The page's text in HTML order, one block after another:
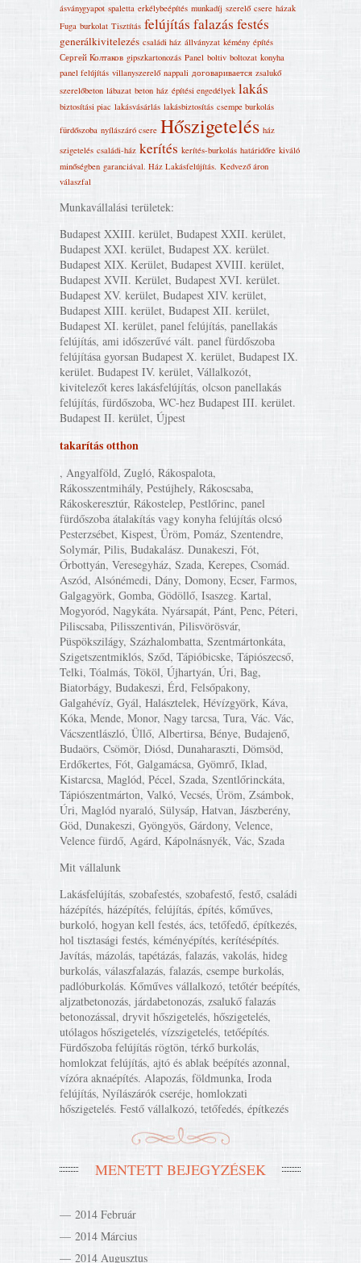
ásványgyapot spaletta erkélybeépítés munkadíj szerelő csere házak
Fuga burkolat Tisztítás felújítás falazás festés
generálkivitelezés családi ház állványzat kémény építés
Сергей Колтаков gipszkartonozás Panel boltiv boltozat konyha
panel felújítás villanyszerelő nappali договаривается zsalukő
szerelőbeton lábazat beton ház építési engedélyek lakás
biztosítási piac lakásvásárlás lakásbiztosítás csempe burkolás
fürdőszoba nyílászáró csere Hőszigetelés ház
szigetelés családi-ház kerítés kerítés-burkolás határidőre kiváló
minőségben garanciával. Ház Lakásfelújítás‎. Kedvező áron
válaszfal
Munkavállalási területek:
Budapest XXIII. kerület, Budapest XXII. kerület,
Budapest XXI. kerület, Budapest XX. kerület.
Budapest XIX. Kerület, Budapest XVIII. kerület,
Budapest XVII. Kerület, Budapest XVI. kerület.
Budapest XV. kerület, Budapest XIV. kerület,
Budapest XIII. kerület, Budapest XII. kerület,
Budapest XI. kerület, panel felújítás, panellakás
felújítás, ami időszerűvé vált. panel fürdőszoba
felújítása gyorsan Budapest X. kerület, Budapest IX.
kerület. Budapest IV. kerület, Vállalkozót,
kivitelezőt keres lakásfelújítás, olcson panellakás
felújítás, fürdőszoba, WC-hez Budapest III. kerület.
Budapest II. kerület, Újpest
takarítás otthon
, Angyalföld, Zugló, Rákospalota,
Rákosszentmihály, Pestújhely, Rákoscsaba,
Rákoskeresztúr, Rákostelep, Pestlőrinc, panel
fürdőszoba átalakítás vagy konyha felújítás olcsó
Pesterzsébet, Kispest, Üröm, Pomáz, Szentendre,
Solymár, Pilis, Budakalász. Dunakeszi, Fót,
Őrbottyán, Veresegyház, Szada, Kerepes, Csomád.
Aszód, Alsónémedi, Dány, Domony, Ecser, Farmos,
Galgagyörk, Gomba, Gödöllő, Isaszeg. Kartal,
Mogyoród, Nagykáta. Nyársapát, Pánt, Penc, Péteri,
Piliscsaba, Pilisszentiván, Pilisvörösvár,
Püspökszilágy, Százhalombatta, Szentmártonkáta,
Szigetszentmiklós, Sződ, Tápióbicske, Tápiószecső,
Telki, Tóalmás, Tököl, Újhartyán, Úri, Bag,
Biatorbágy, Budakeszi, Érd, Felsőpakony,
Galgahévíz, Gyál, Halásztelek, Hévízgyörk, Káva,
Kóka, Mende, Monor, Nagy tarcsa, Tura, Vác. Vác,
Vácszentlászló, Üllő, Albertirsa, Bénye, Budajenő,
Budaörs, Csömör, Diósd, Dunaharaszti, Dömsöd,
Erdőkertes, Fót, Galgamácsa, Gyömrő, Iklad,
Kistarcsa, Maglód, Pécel, Szada, Szentlőrinckáta,
Tápiószentmárton, Valkó, Vecsés, Üröm, Zsámbok,
Úri, Maglód nyaraló, Sülysáp, Hatvan, Jászberény,
Göd, Dunakeszi, Gyöngyös, Gárdony, Velence,
Velence fürdő, Agárd, Kápolnásnyék, Vác, Szada
Mit vállalunk
Lakásfelújítás, szobafestés, szobafestő, festő, családi
házépítés, házépítés, felújítás, építés, kőműves,
burkoló, hogyan kell festés, ács, tetőfedő, építkezés,
hol tisztasági festés, kéményépítés, kerítésépítés.
Javítás, mázolás, tapétázás, falazás, vakolás, hideg
burkolás, válaszfalazás, falazás, csempe burkolás,
padlóburkolás. Kőműves vállalkozó, tetőtér beépítés,
aljzatbetonozás, járdabetonozás, zsalukő falazás
betonozással, dryvit hőszigetelés, hőszigetelés,
utólagos hőszigetelés, vízszigetelés, tetőépítés.
Fürdőszoba felújítás rögtön, térkő burkolás,
homlokzat felújítás, ajtó és ablak beépítés azonnal,
vízóra aknaépítés. Alapozás, földmunka, Iroda
felújítás, Nyílászárók cseréje, homlokzati
hőszigetelés. Festő vállalkozó, tetőfedés, építkezés
MENTETT BEJEGYZÉSEK
2014 Február
2014 Március
2014 Augusztus